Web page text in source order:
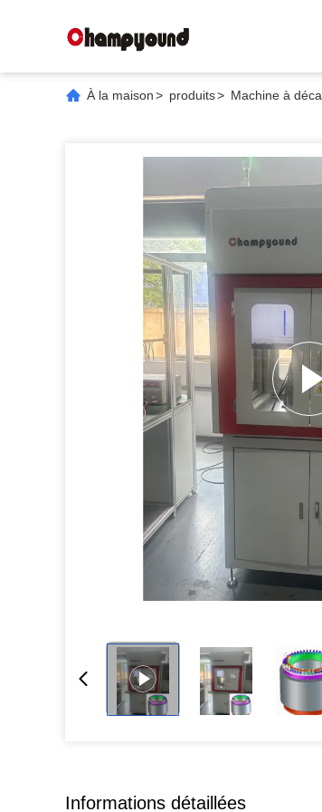
À la maison> produits> Machine à
Informations détaillées